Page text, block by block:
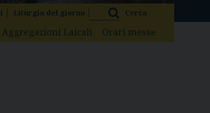
Liturgia del giorno Cerca
Aggregazioni Laicali Orari messe